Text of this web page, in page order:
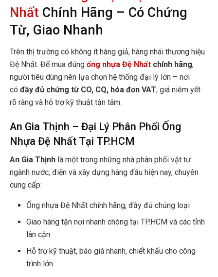
Nhất Chính Hãng – Có Chứng
Từ, Giao Nhanh
Trên thị trường có không ít hàng giả, hàng nhái thương hiệu
Đệ Nhất. Để mua đúng ống nhựa Đệ Nhất chính hãng,
người tiêu dùng nên lựa chọn hệ thống đại lý lớn – nơi
có đầy đủ chứng từ CO, CQ, hóa đơn VAT, giá niêm yết
rõ ràng và hỗ trợ kỹ thuật tận tâm.
An Gia Thịnh – Đại Lý Phân Phối Ống
Nhựa Đệ Nhất Tại TP.HCM
An Gia Thịnh là một trong những nhà phân phối vật tư
ngành nước, điện và xây dựng hàng đầu hiện nay, chuyên
cung cấp:
Ống nhựa Đệ Nhất chính hãng, đầy đủ chủng loại
Giao hàng tận nơi nhanh chóng tại TP.HCM và các tỉnh
lân cận
Hỗ trợ kỹ thuật, báo giá nhanh, chiết khấu cho công
trình lớn